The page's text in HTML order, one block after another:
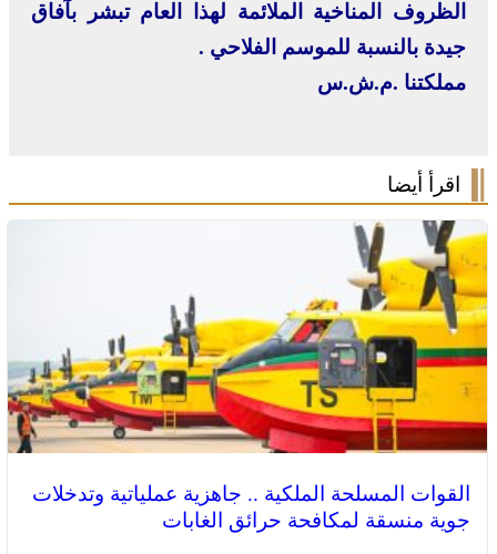
الظروف المناخية الملائمة لهذا العام تبشر بآفاق
جيدة بالنسبة للموسم الفلاحي .
مملكتنا .م.ش.س
اقرأ أيضا
القوات المسلحة الملكية .. جاهزية عملياتية وتدخلات
جوية منسقة لمكافحة حرائق الغابات